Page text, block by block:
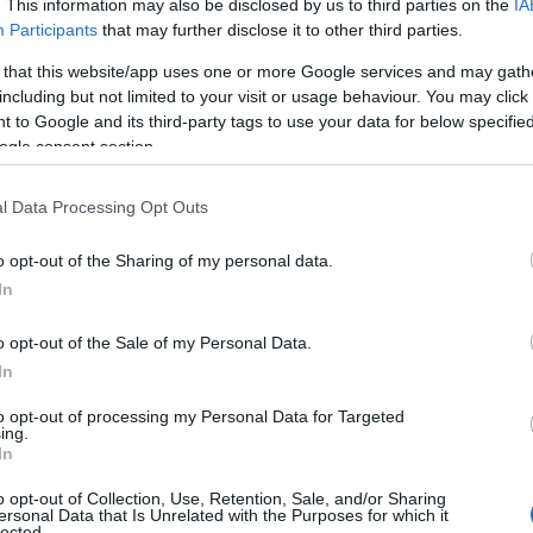
This information may also be disclosed by us to third parties on the
Participants that may further disclose it to other third parties.
that this website/app uses one or more Google services and may
but not limited to your visit or usage behaviour. You may
to Google and its third-party tags to use your data for below
consent section.
Data Processing Opt Outs
opt-out of the Sharing of my personal data.
opt-out of the Sale of my Personal Data.
opt-out of processing my Personal Data for Targeted
opt-out of Collection, Use, Retention, Sale, and/or Sharing
Data that Is Unrelated with the Purposes for which it
POWERED BY AdhubMedia
, heeft in de afgelopen jaren een opmerkelijke
heeft het niet alleen de financiële wereld
geld en waarde denken. Terwijl de
is, zijn er veel diepere vragen die we moeten
voor Bitcoin in de toekomst, en hoe zullen ze de